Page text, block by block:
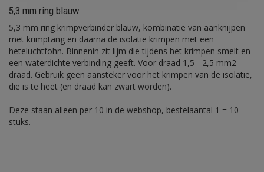
5,3 mm ring blauw
5,3 mm ring krimpverbinder blauw, kombinatie van aanknijpen
met krimptang en daarna de isolatie krimpen met een
heteluchtfohn. Binnenin zit lijm die tijdens het krimpen smelt en
een waterdichte verbinding geeft. Voor draad 1,5 - 2,5 mm2
draad. Gebruik geen aansteker voor het krimpen van de isolatie,
die is te heet (en draad kan zwart worden).
Deze staan alleen per 10 in de webshop, bestelaantal 1 = 10
stuks.